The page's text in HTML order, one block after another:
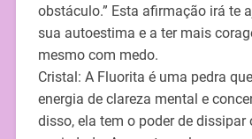
obstáculo.” Esta afirmação irá te
sua autoestima e a ter mais
mesmo com medo.
Cristal: A Fluorita é uma pedra
energia de clareza mental e
disso, ela tem o poder de dissipar